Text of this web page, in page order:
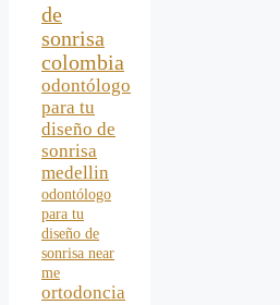
de
sonrisa
colombia
odontólogo
para tu
diseño de
sonrisa
medellin
odontólogo
para tu
diseño de
sonrisa near
me
ortodoncia